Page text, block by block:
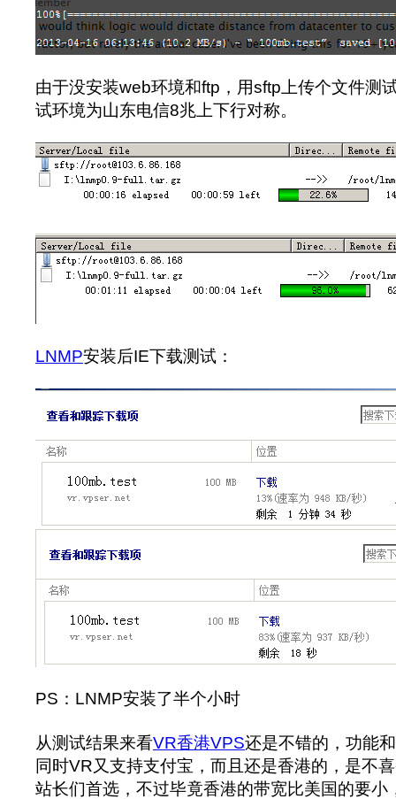
由于没安装web环境和ftp，用sftp上传个文件测
试环境为山东电信8兆上下行对称。
LNMP安装后IE下载测试：
PS：LNMP安装了半个小时
从测试结果来看VR香港VPS还是不错的，功能
同时VR又支持支付宝，而且还是香港的，是不
站长们首选，不过毕竟香港的带宽比美国的要小